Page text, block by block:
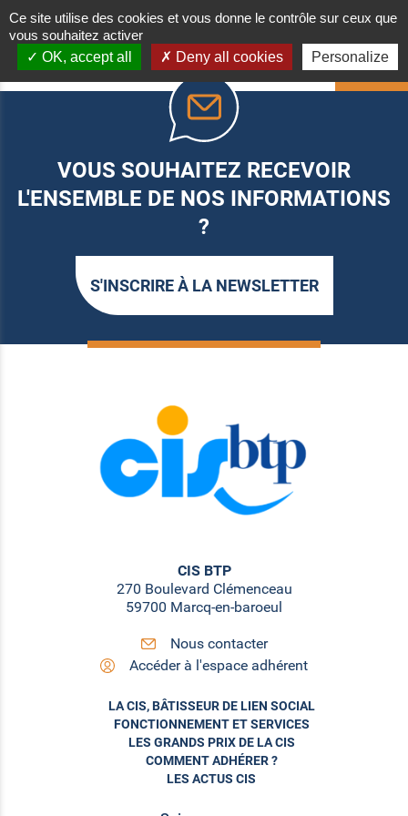
HAUT
VOUS SOUHAITEZ RECEVOIR
L'ENSEMBLE DE NOS INFORMATIONS
?
S'INSCRIRE À LA NEWSLETTER
CIS BTP
270 Boulevard Clémenceau
59700 Marcq-en-baroeul
Nous contacter
Accéder à l'espace adhérent
LA CIS, BÂTISSEUR DE LIEN SOCIAL
FONCTIONNEMENT ET SERVICES
LES GRANDS PRIX DE LA CIS
COMMENT ADHÉRER ?
LES ACTUS CIS
Ce site utilise des cookies et vous donne le contrôle sur ceux que
vous souhaitez activer
OK, accept all
Deny all cookies Personalize